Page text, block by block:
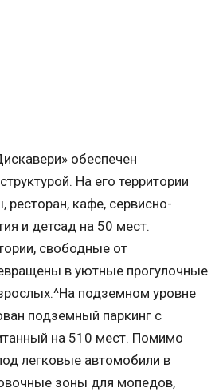
обеспечен
На его территории
ресторан, кафе, сервисно-
и детсад на 50 мест.
свободные от
в уютные прогулочные
подземном уровне
подземный паркинг с
на 510 мест. Помимо
легковые автомобили в
зоны для мопедов,